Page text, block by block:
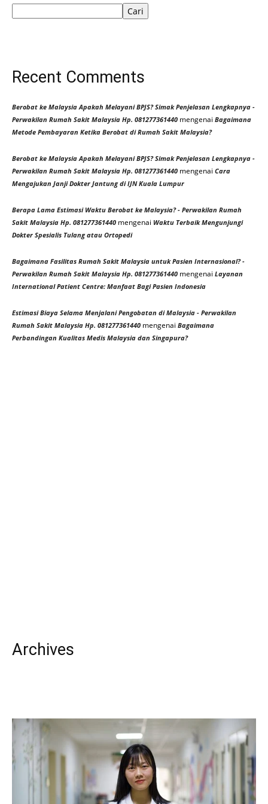
Cari
Recent Comments
Berobat ke Malaysia Apakah Melayani BPJS? Simak Penjelasan Lengkapnya -
Perwakilan Rumah Sakit Malaysia Hp. 081277361440 mengenai Bagaimana
Metode Pembayaran Ketika Berobat di Rumah Sakit Malaysia?
Berobat ke Malaysia Apakah Melayani BPJS? Simak Penjelasan Lengkapnya -
Perwakilan Rumah Sakit Malaysia Hp. 081277361440 mengenai Cara
Mengajukan Janji Dokter Jantung di IJN Kuala Lumpur
Berapa Lama Estimasi Waktu Berobat ke Malaysia? - Perwakilan Rumah
Sakit Malaysia Hp. 081277361440 mengenai Waktu Terbaik Mengunjungi
Dokter Spesialis Tulang atau Ortopedi
Bagaimana Fasilitas Rumah Sakit Malaysia untuk Pasien Internasional? -
Perwakilan Rumah Sakit Malaysia Hp. 081277361440 mengenai Layanan
International Patient Centre: Manfaat Bagi Pasien Indonesia
Estimasi Biaya Selama Menjalani Pengobatan di Malaysia - Perwakilan
Rumah Sakit Malaysia Hp. 081277361440 mengenai Bagaimana
Perbandingan Kualitas Medis Malaysia dan Singapura?
Archives